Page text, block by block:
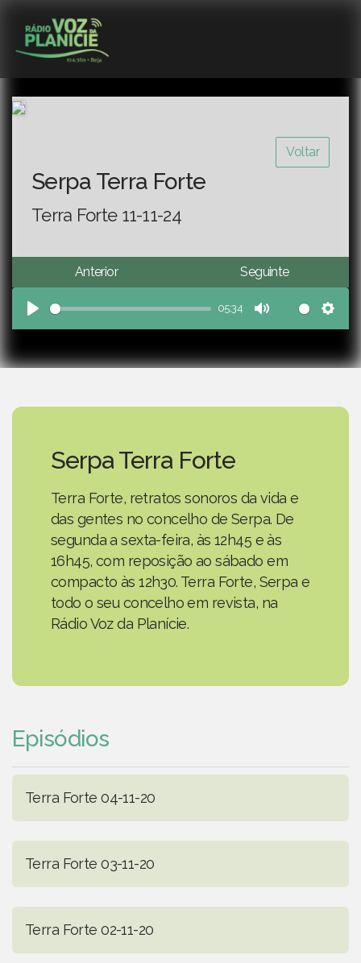
Voltar
Serpa Terra Forte
Terra Forte 11-11-24
Anterior Seguinte
Play
05:34
Mute
Serpa Terra Forte
Terra Forte, retratos sonoros da vida e
das gentes no concelho de Serpa. De
segunda a sexta-feira, às 12h45 e às
16h45, com reposição ao sábado em
compacto às 12h30. Terra Forte, Serpa e
todo o seu concelho em revista, na
Rádio Voz da Planície.
Episódios
Terra Forte 04-11-20
Terra Forte 03-11-20
Terra Forte 02-11-20